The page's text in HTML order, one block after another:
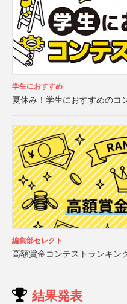
学生におすすめ
夏休み！学生におすすめのコ
編集部セレクト
高額賞金コンテストランキン
結果発表